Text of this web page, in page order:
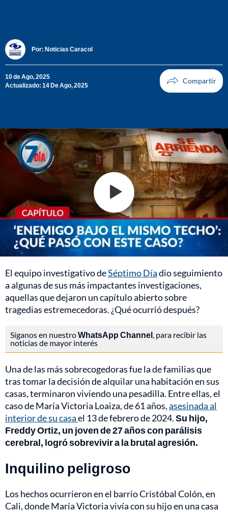
Por: Noticias Caracol
10 de Ago, 2025
Actualizado: 14 De Ago, 2025
El equipo investigativo deSéptimo Díadio seguimiento
a algunas de sus más impactantes investigaciones,
aquellas que dejaron un capítulo abierto sobre
tragedias estremecedoras. ¿Qué ocurrió después?
Síganos en nuestroWhatsApp Channel, para recibir las
noticias de mayor interés
Una de las más sobrecogedoras fue la de familias que
tras tomar la decisión de alquilar una habitación en sus
casas, terminaron viviendo una pesadilla. Entre ellas, el
caso de María Victoria Loaiza, de 61 años,asesinada al
interior de su casael 13 de febrero de 2024.Su hijo,
Freddy Ortiz, un joven de 27 años con parálisis
cerebral, logró sobrevivir a la brutal agresión.
Inquilino peligroso
Los hechos ocurrieron en el barrio Cristóbal Colón, en
Cali, donde María Victoria vivía con su hijo en una casa